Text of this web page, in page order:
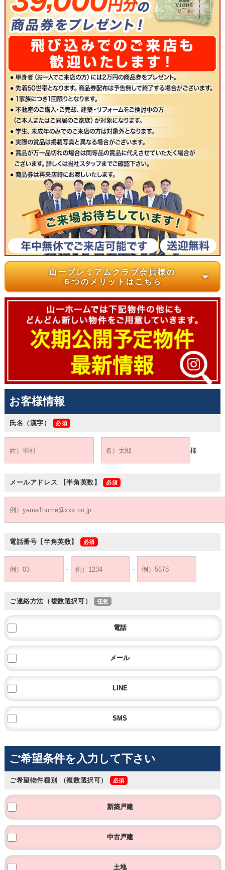
山一プレミアムクラブ会員様の
６つのメリットはこちら
arrow_drop_down
お客様情報
氏名（漢字）
様
メールアドレス 【半角英数】
電話番号 【半角英数】
- -
ご連絡方法（複数選択可）
電話
メール
LINE
SMS
ご希望条件を入力して下さい
ご希望物件種別 （複数選択可）
新築戸建
中古戸建
土地